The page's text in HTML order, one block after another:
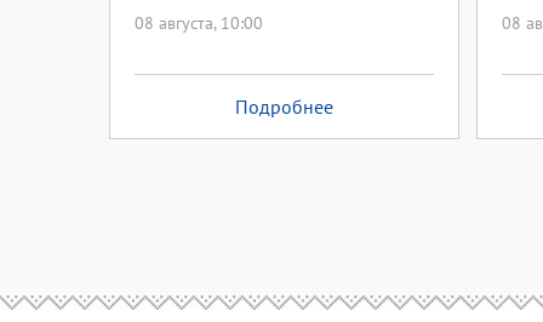
08 августа, 10:00
Подробнее
08